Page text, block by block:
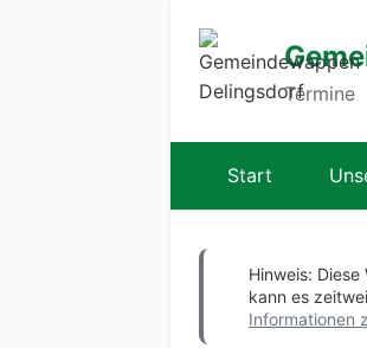
Termine
Start
Hinweis:
kann es
Informationen